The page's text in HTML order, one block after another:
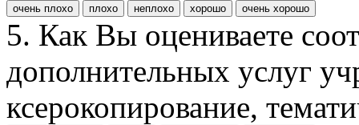
очень плохо плохо неплохо хорошо очень хорошо
5. Как Вы оцениваете
дополнительных услуг
ксерокопирование,